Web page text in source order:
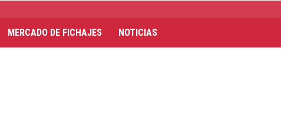
MERCADO DE FICHAJES NOTICIAS